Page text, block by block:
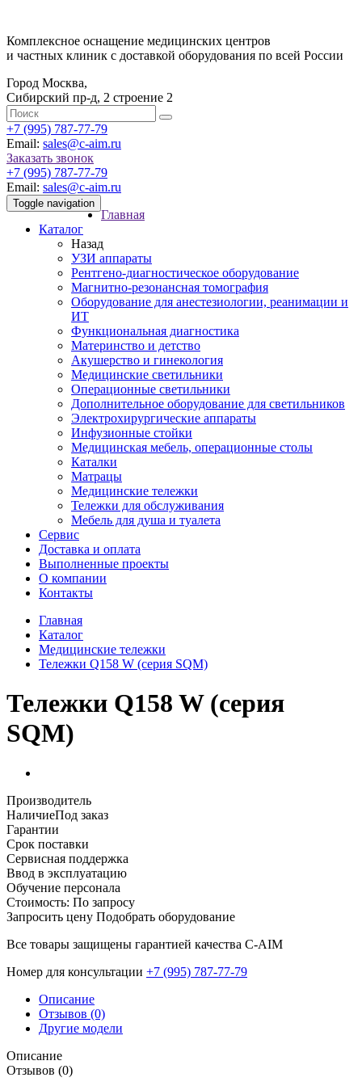
Комплексное оснащение медицинских центров
и частных клиник с доставкой оборудования по всей России
Город Москва,
Сибирский пр-д, 2 строение 2
‎+7 (995) 787-77-79
Email: sales@c-aim.ru
Заказать звонок
‎+7 (995) 787-77-79
Email: sales@c-aim.ru
Toggle navigation
Главная
Каталог
Назад
УЗИ аппараты
Рентгено-диагностическое оборудование
Магнитно-резонансная томография
Оборудование для анестезиологии, реанимации и
ИТ
Функциональная диагностика
Материнство и детство
Акушерство и гинекология
Медицинские светильники
Операционные светильники
Дополнительное оборудование для светильников
Электрохирургические аппараты
Инфузионные стойки
Медицинская мебель, операционные столы
Каталки
Матрацы
Медицинские тележки
Тележки для обслуживания
Мебель для душа и туалета
Сервис
Доставка и оплата
Выполненные проекты
О компании
Контакты
Главная
Каталог
Медицинские тележки
Тележки Q158 W (серия SQM)
Тележки Q158 W (серия
SQM)
Производитель
НаличиеПод заказ
Гарантии
Срок поставки
Сервисная поддержка
Ввод в эксплуатацию
Обучение персонала
Стоимость: По запросу
Запросить цену Подобрать оборудование
Все товары защищены гарантией качества С-AIM
Номер для консультации ‎+7 (995) 787-77-79
Описание
Отзывов (0)
Другие модели
Описание
Отзывов (0)